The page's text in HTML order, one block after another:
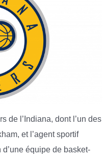
de l’Indiana, dont l’un des
et l’agent sportif
équipe de basket-